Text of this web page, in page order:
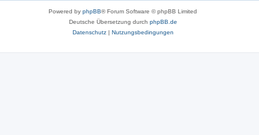
Powered by phpBB® Forum Software © phpBB Limited
Deutsche Übersetzung durch phpBB.de
Datenschutz| Nutzungsbedingungen